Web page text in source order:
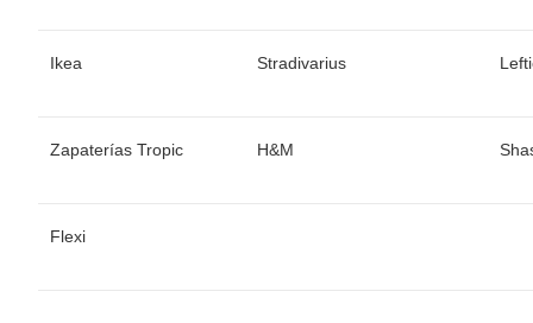
Ikea Stradivarius
Zapaterías Tropic H&M
Flexi